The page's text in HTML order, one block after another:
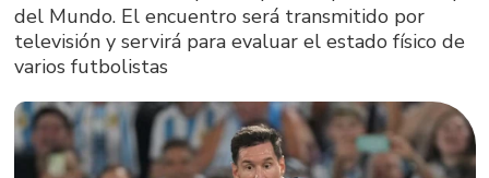
del Mundo. El encuentro será transmitido por
televisión y servirá para evaluar el estado físico de
varios futbolistas